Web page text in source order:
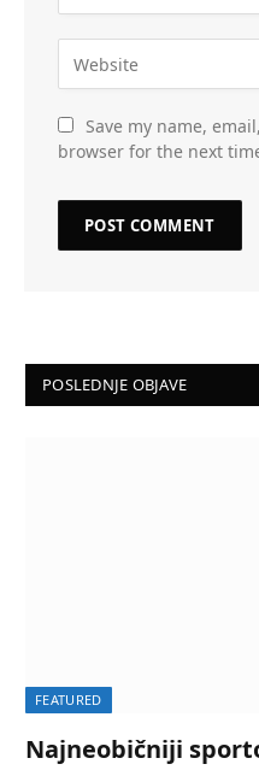
Save my name,
browser for the next
POSLEDNJE OBJAVE
FEATURED
Najneobičniji